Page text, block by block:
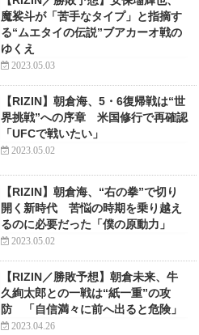
魔裟斗が「苦手なタイプ」と指摘す
る“ムエタイの伝説”ブアカーオ戦の
ゆくえ
2023.05.03
【RIZIN】朝倉海、5・6復帰戦は“世
界挑戦”への序章 米国修行で再確認
「UFCで戦いたい」
2023.05.02
【RIZIN】朝倉海、“右の拳”で切り
開く新時代 苦悩の時期を乗り越え
るのに必要だった「僕の原動力」
2023.05.02
【RIZIN／勝敗予想】朝倉未来、牛
久絢太郎との一戦は“紙一重”の攻
防 「自信満々に前へ出ると危険」
2023.04.26